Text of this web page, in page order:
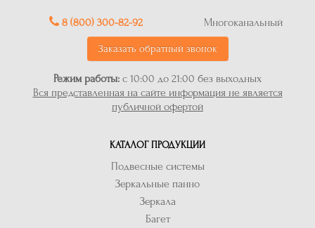
8 (800) 300-82-92 Многоканальный
Заказать обратный звонок
Режим работы: с 10:00 до 21:00 без выходных
Вся представленная на сайте информация не является
публичной офертой
КАТАЛОГ ПРОДУКЦИИ
Подвесные системы
Зеркальные панно
Зеркала
Багет